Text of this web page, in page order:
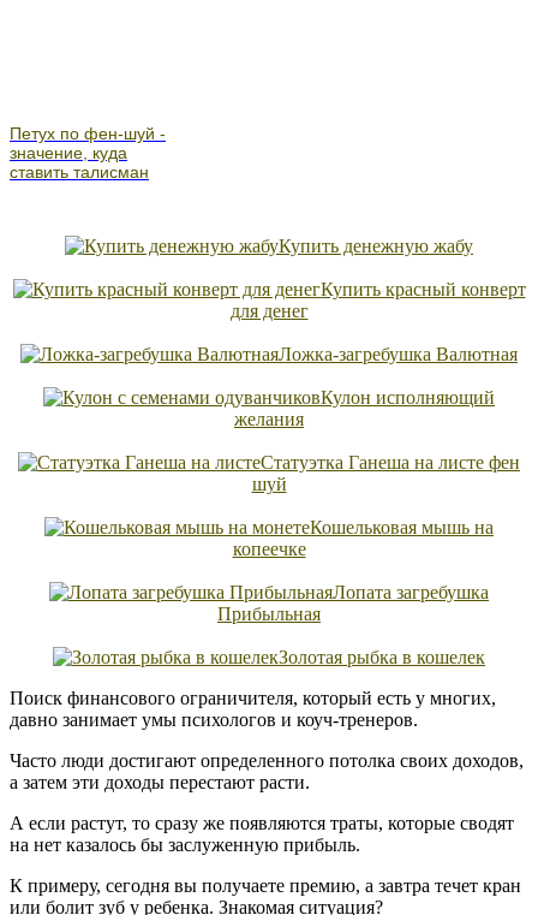
Петух по фен-шуй -
значение, куда
ставить талисман
Купить денежную жабу
Купить красный конверт
для денег
Ложка-загребушка Валютная
Кулон исполняющий
желания
Статуэтка Ганеша на листе фен
шуй
Кошельковая мышь на
копеечке
Лопата загребушка
Прибыльная
Золотая рыбка в кошелек
Поиск финансового ограничителя, который есть у многих,
давно занимает умы психологов и коуч-тренеров.
Часто люди достигают определенного потолка своих доходов,
а затем эти доходы перестают расти.
А если растут, то сразу же появляются траты, которые сводят
на нет казалось бы заслуженную прибыль.
К примеру, сегодня вы получаете премию, а завтра течет кран
или болит зуб у ребенка. Знакомая ситуация?